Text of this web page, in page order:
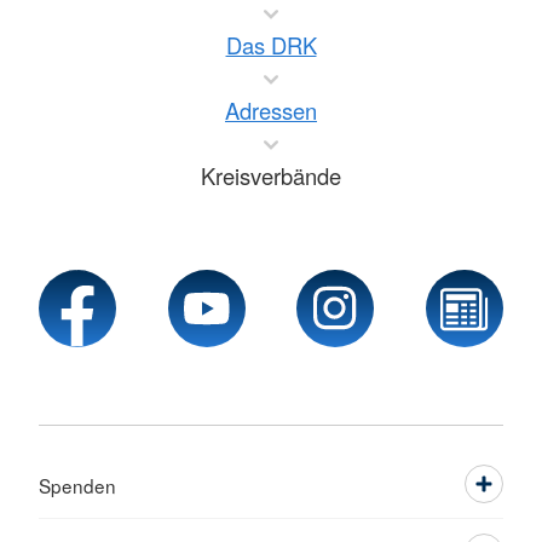
Das DRK
Adressen
Kreisverbände
Spenden